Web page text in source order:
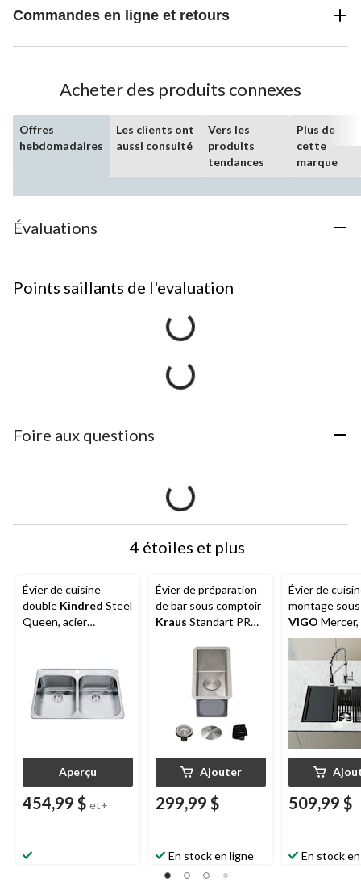
Commandes en ligne et retours
Acheter des produits connexes
Offres
hebdomadaires
Les clients ont
aussi consulté
Vers les
produits
tendances
Plus de
cette
marque
Évaluations
Points saillants de l'evaluation
Foire aux questions
4 étoiles et plus
Évier de cuisine
double Kindred Steel
Queen, acier
7 po
Aperçu
454,99 $ et+
Évier de préparation
de bar sous comptoir
Kraus Standart PRO,
calibre 16, 10 po
Ajouter
299,99 $
En stock en ligne
Évier de
montage
VIGO Mercer,
inoxydable,
509,99 $
En stock